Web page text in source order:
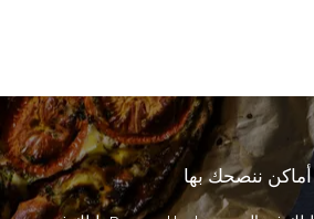
أماكن ننصحك بها